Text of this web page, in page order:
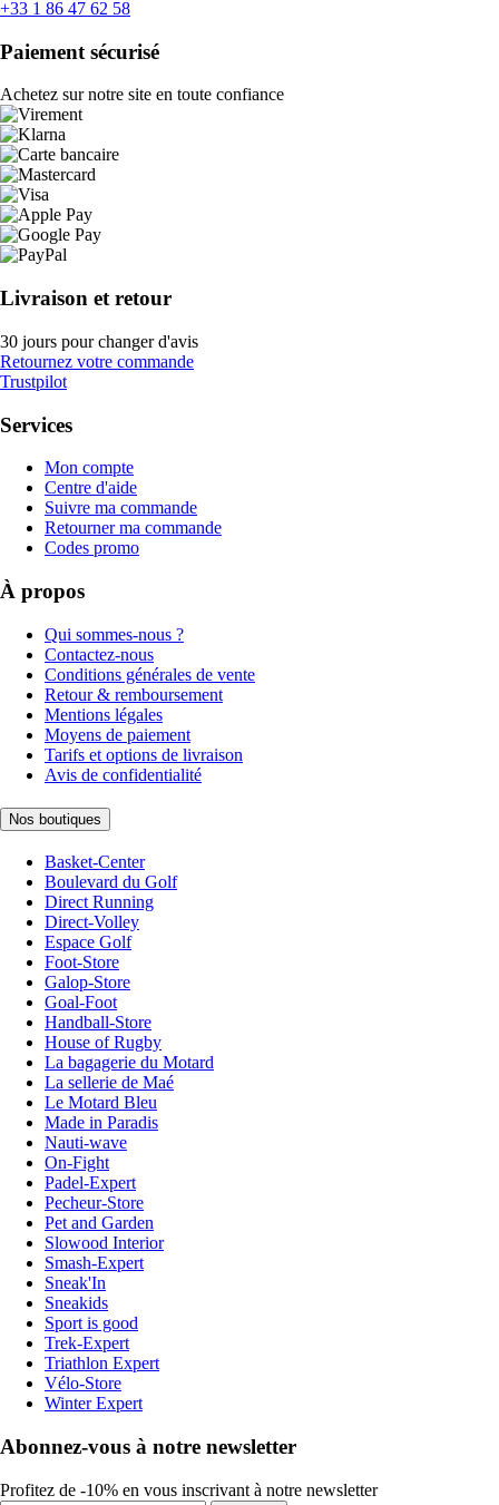
+33 1 86 47 62 58
Paiement sécurisé
Achetez sur notre site en toute confiance
Livraison et retour
30 jours pour changer d'avis
Retournez votre commande
Trustpilot
Services
Mon compte
Centre d'aide
Suivre ma commande
Retourner ma commande
Codes promo
À propos
Qui sommes-nous ?
Contactez-nous
Conditions générales de vente
Retour & remboursement
Mentions légales
Moyens de paiement
Tarifs et options de livraison
Avis de confidentialité
Nos boutiques
Basket-Center
Boulevard du Golf
Direct Running
Direct-Volley
Espace Golf
Foot-Store
Galop-Store
Goal-Foot
Handball-Store
House of Rugby
La bagagerie du Motard
La sellerie de Maé
Le Motard Bleu
Made in Paradis
Nauti-wave
On-Fight
Padel-Expert
Pecheur-Store
Pet and Garden
Slowood Interior
Smash-Expert
Sneak'In
Sneakids
Sport is good
Trek-Expert
Triathlon Expert
Vélo-Store
Winter Expert
Abonnez-vous à notre newsletter
Profitez de -10% en vous inscrivant à notre newsletter